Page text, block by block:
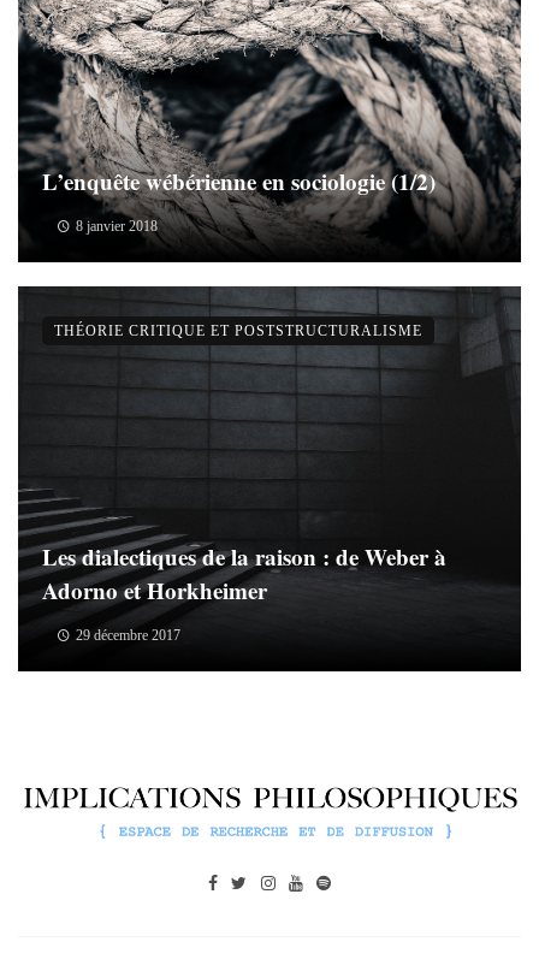
L’enquête wébérienne en sociologie (1/2)
8 janvier 2018
Les dialectiques de la raison : de Weber à
Adorno et Horkheimer
29 décembre 2017
THÉORIE CRITIQUE ET POSTSTRUCTURALISME